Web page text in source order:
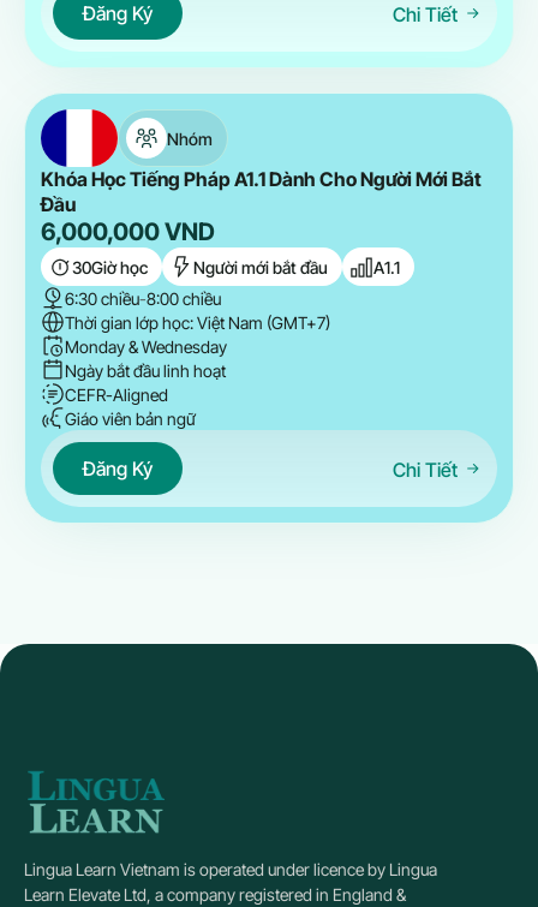
Đăng Ký Chi Tiết
Nhóm
Khóa Học Tiếng Pháp A1.1 Dành Cho Người Mới Bắt
Đầu
6,000,000VND
30Giờ học Người mới bắt đầu
A1.1
6:30 chiều-8:00 chiều
Thời gian lớp học: Việt Nam (GMT+7)
Monday & Wednesday
Ngày bắt đầu linh hoạt
CEFR-Aligned
Giáo viên bản ngữ
Đăng Ký Chi Tiết
Lingua Learn Vietnam is operated under licence by Lingua
Learn Elevate Ltd, a company registered in England &